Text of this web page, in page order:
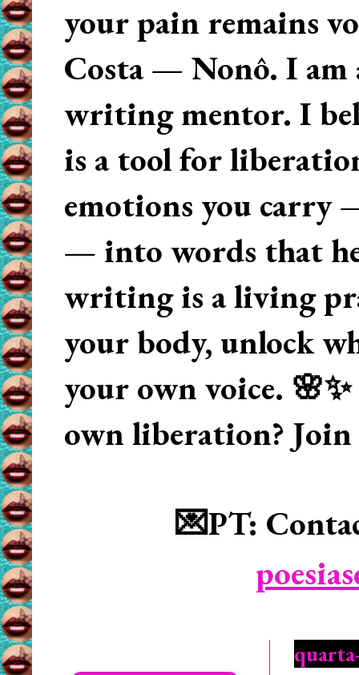
your pain remains
Costa — Nonô. I am
writing mentor. I
is a tool for
emotions you carry
— into words that
writing is a living
your body, unlock
your own voice.
own liberation? Join
💌PT: